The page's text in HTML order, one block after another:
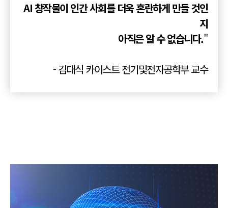
AI 창작물이 인간 사회를 더욱 혼란하게 만들 것인
지
아직은 알 수 없습니다."
- 김대식 카이스트 전기및전자공학부 교수